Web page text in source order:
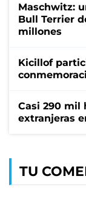
Maschwitz:
Bull Terrier
millones
Kicillof
Casi 290 mil
extranjeras
TU